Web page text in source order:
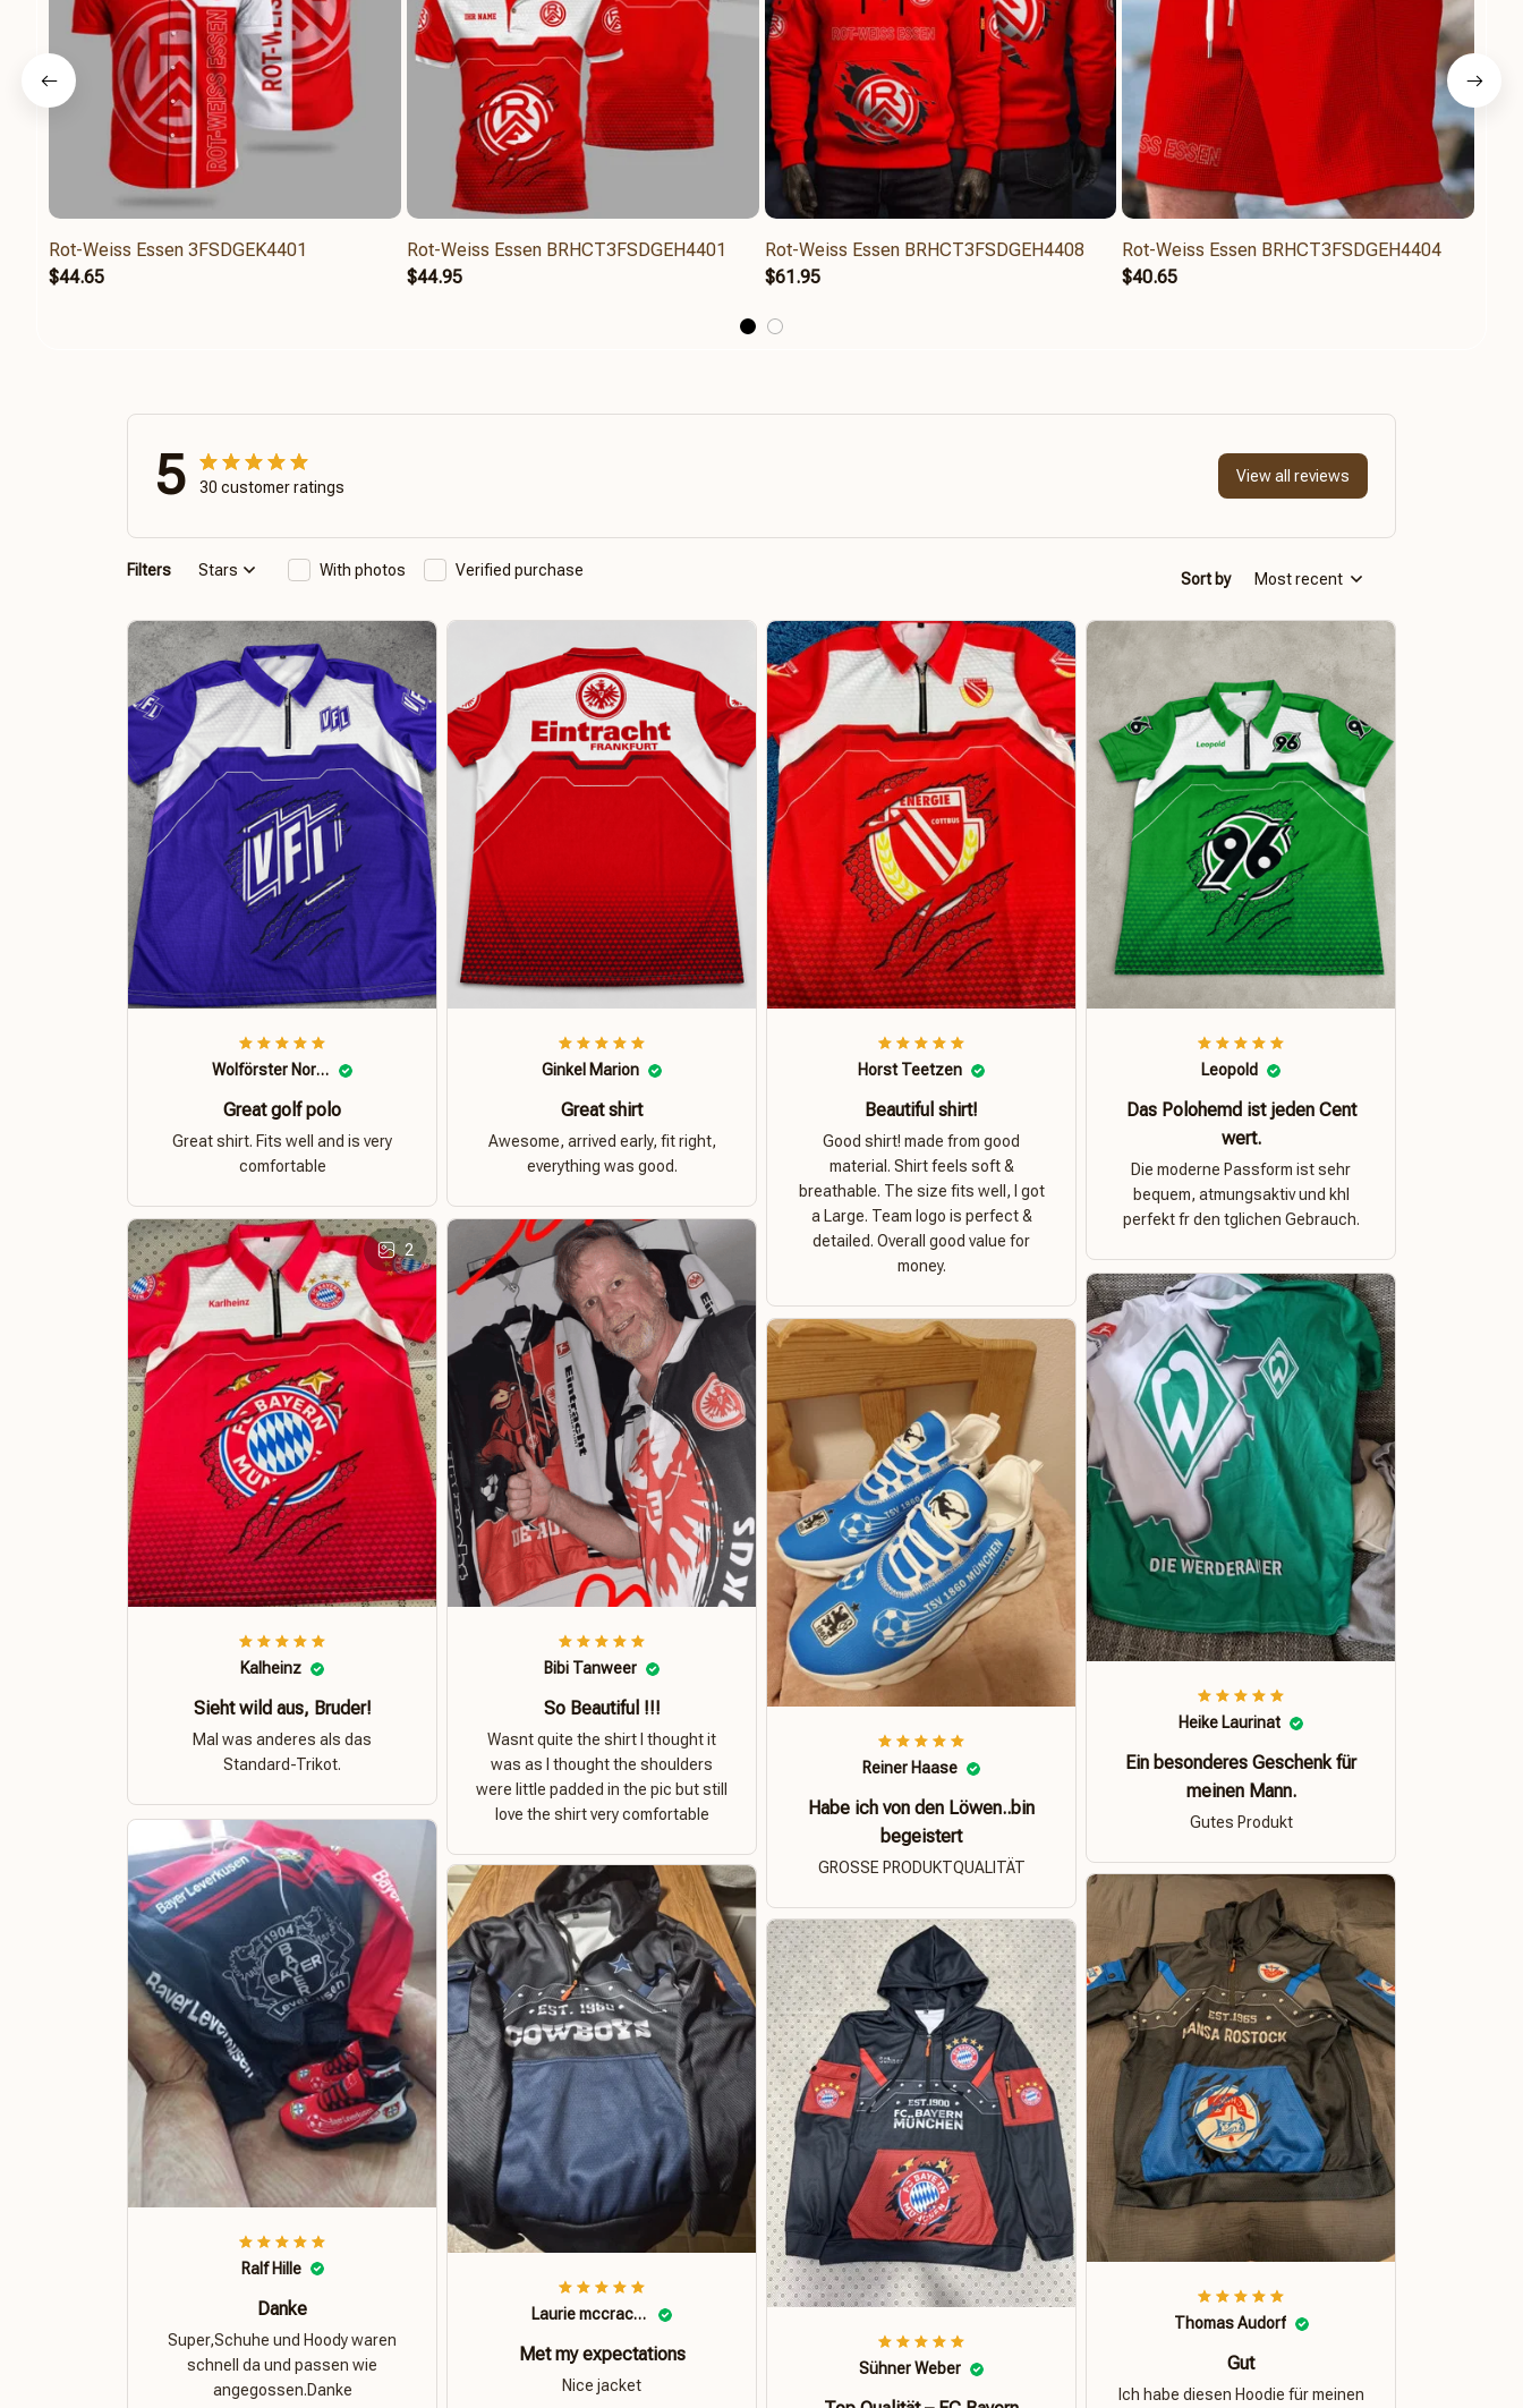
Rot-Weiss Essen 3FSDGEK4401
$44.65
Rot-Weiss Essen BRHCT3FSDGEH4401
$44.95
Rot-Weiss Essen BRHCT3FSDGEH4408
$61.95
Rot-Weiss Essen BRHCT3FSDGEH4404
$40.65
5 30 customer ratings
View all reviews
Filters Stars With photos Verified purchase Sort by Most recent
Wolförster Norbert
Great golf polo
Great shirt. Fits well and is very
comfortable
Ginkel Marion
Great shirt
Awesome, arrived early, fit right,
everything was good.
Horst Teetzen
Beautiful shirt!
Good shirt! made from good
material. Shirt feels soft &
breathable. The size fits well, I got
a Large. Team logo is perfect &
detailed. Overall good value for
money.
Leopold
Das Polohemd ist jeden Cent
wert.
Die moderne Passform ist sehr
bequem, atmungsaktiv und khl
perfekt fr den tglichen Gebrauch.
2
Kalheinz
Sieht wild aus, Bruder!
Mal was anderes als das
Standard-Trikot.
Bibi Tanweer
So Beautiful !!!
Wasnt quite the shirt I thought it
was as I thought the shoulders
were little padded in the pic but still
love the shirt very comfortable
Heike Laurinat
Ein besonderes Geschenk für
meinen Mann.
Gutes Produkt
Reiner Haase
Habe ich von den Löwen..bin
begeistert
GROSSE PRODUKTQUALITÄT
Ralf Hille
Danke
Super,Schuhe und Hoody waren
schnell da und passen wie
angegossen.Danke
Laurie mccracken
Met my expectations
Nice jacket
Thomas Audorf
Gut
Ich habe diesen Hoodie für meinen
Sühner Weber